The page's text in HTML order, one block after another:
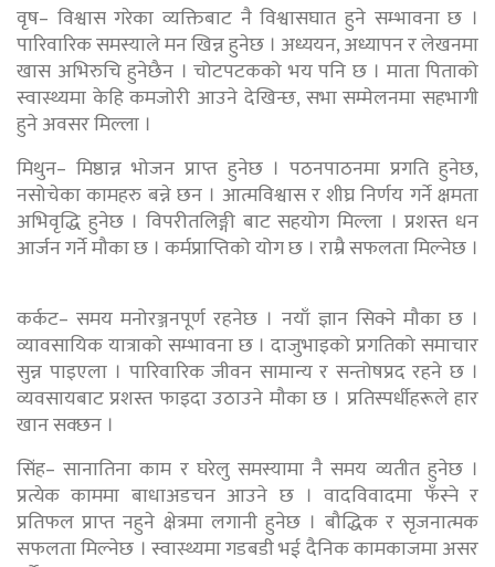
वृष– विश्वास गरेका व्यक्तिबाट नै विश्वासघात हुने सम्भावना छ ।
पारिवारिक समस्याले मन खिन्न हुनेछ । अध्ययन, अध्यापन र लेखनमा
खास अभिरुचि हुनेछैन । चोटपटकको भय पनि छ । माता पिताको
स्वास्थ्यमा केहि कमजोरी आउने देखिन्छ, सभा सम्मेलनमा सहभागी
हुने अवसर मिल्ला ।
मिथुन– मिष्ठान्न भोजन प्राप्त हुनेछ । पठनपाठनमा प्रगति हुनेछ,
नसोचेका कामहरु बन्ने छन । आत्मविश्वास र शीघ्र निर्णय गर्ने क्षमता
अभिवृद्धि हुनेछ । विपरीतलिङ्गी बाट सहयोग मिल्ला । प्रशस्त धन
आर्जन गर्ने मौका छ । कर्मप्राप्तिको योग छ । राम्रै सफलता मिल्नेछ ।
कर्कट– समय मनोरञ्जनपूर्ण रहनेछ । नयाँ ज्ञान सिक्ने मौका छ ।
व्यावसायिक यात्राको सम्भावना छ । दाजुभाइको प्रगतिको समाचार
सुन्न पाइएला । पारिवारिक जीवन सामान्य र सन्तोषप्रद रहने छ ।
व्यवसायबाट प्रशस्त फाइदा उठाउने मौका छ । प्रतिस्पर्धीहरूले हार
खान सक्छन ।
सिंह– सानातिना काम र घरेलु समस्यामा नै समय व्यतीत हुनेछ ।
प्रत्येक काममा बाधाअडचन आउने छ । वादविवादमा फँस्ने र
प्रतिफल प्राप्त नहुने क्षेत्रमा लगानी हुनेछ । बौद्धिक र सृजनात्मक
सफलता मिल्नेछ । स्वास्थ्यमा गडबडी भई दैनिक कामकाजमा असर